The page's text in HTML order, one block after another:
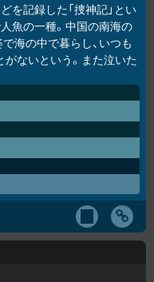
を記録した「捜神記」とい
魚の一種。中国の南海の
海の中で暮らし、いつも
ないという。また泣いた